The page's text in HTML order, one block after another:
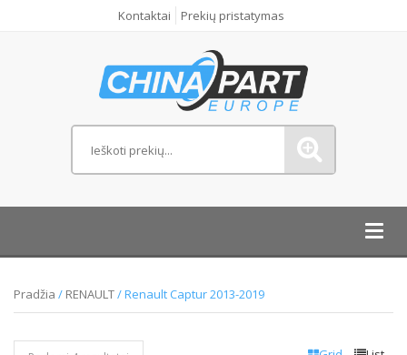
Kontaktai Prekių pristatymas
Pradžia / RENAULT/ Renault Captur 2013-2019